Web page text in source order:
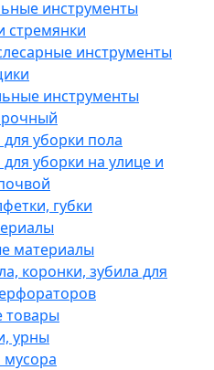
инструменты
стремянки
инструменты
инструменты
уборки пола
уборки на улице и
губки
материалы
коронки, зубила для
товары
урны